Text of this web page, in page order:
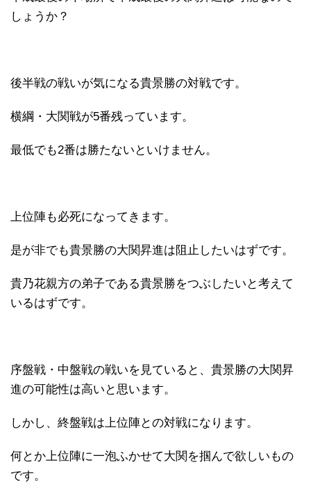
しょうか？
後半戦の戦いが気になる貴景勝の対戦です。
横綱・大関戦が5番残っています。
最低でも2番は勝たないといけません。
上位陣も必死になってきます。
是が非でも貴景勝の大関昇進は阻止したいはずです。
貴乃花親方の弟子である貴景勝をつぶしたいと考えて
いるはずです。
序盤戦・中盤戦の戦いを見ていると、貴景勝の大関昇
進の可能性は高いと思います。
しかし、終盤戦は上位陣との対戦になります。
何とか上位陣に一泡ふかせて大関を掴んで欲しいもの
です。